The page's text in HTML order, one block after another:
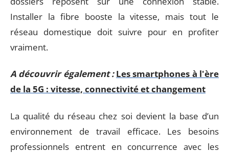
Installer la fibre booste la vitesse, mais tout le
réseau domestique doit suivre pour en profiter
vraiment.
A découvrir également : Les smartphones à l'ère
de la 5G : vitesse, connectivité et changement
La qualité du réseau chez soi devient la base d’un
environnement de travail efficace. Les besoins
professionnels entrent en concurrence avec les